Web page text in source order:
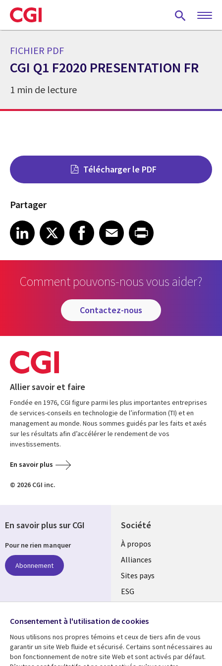
Skip
to
main
FICHIER PDF
CGI Q1 F2020 PRESENTATION FR
1 min de lecture
Télécharger le PDF
Partager
Share on LinkedIn
LinkedIn
Share on X Share on Facebook
Facebook
Share on EmailEmailShare on Print
Comment pouvons-nous vous aider?
contactez-nous
Allier savoir et faire
Fondée en 1976, CGI figure parmi les plus importantes entreprises
de services-conseils en technologie de l’information (TI) et en
management au monde. Nous sommes guidés par les faits et axés
sur les résultats afin d’accélérer le rendement de vos
investissements.
En savoir plus
© 2026 CGI inc.
Société
À propos
Alliances
Sites pays
ESG
Fusions
Salle de presse
En savoir plus sur CGI
Pour ne rien manquer
Abonnement
Suivez-nous
Social
Media
Global
Consentement à l'utilisation de cookies
Nous utilisons nos propres témoins et ceux de tiers afin de vous
garantir un site Web fluide et sécurisé. Certains sont nécessaires au
bon fonctionnement de notre site Web et sont activés par défaut.